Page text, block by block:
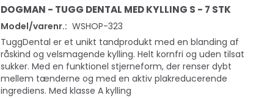
DOGMAN - TUGG DENTAL MED KYLLING S - 7 STK
Model/varenr.: WSHOP-323
TuggDental er et unikt tandprodukt med en blanding af
råskind og velsmagende kylling. Helt kornfri og uden tilsat
sukker. Med en funktionel stjerneform, der renser dybt
mellem tænderne og med en aktiv plakreducerende
ingrediens. Med klasse A kylling